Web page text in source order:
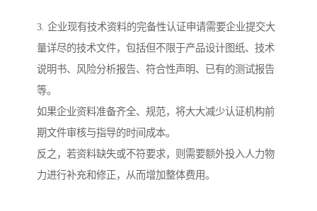
3. 企业现有技术资料的完备性认证申请需要企业提交大
量详尽的技术文件，包括但不限于产品设计图纸、技术
说明书、风险分析报告、符合性声明、已有的测试报告
等。
如果企业资料准备齐全、规范，将大大减少认证机构前
期文件审核与指导的时间成本。
反之，若资料缺失或不符要求，则需要额外投入人力物
力进行补充和修正，从而增加整体费用。